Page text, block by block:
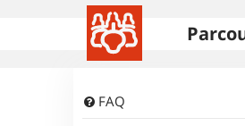
FAQ